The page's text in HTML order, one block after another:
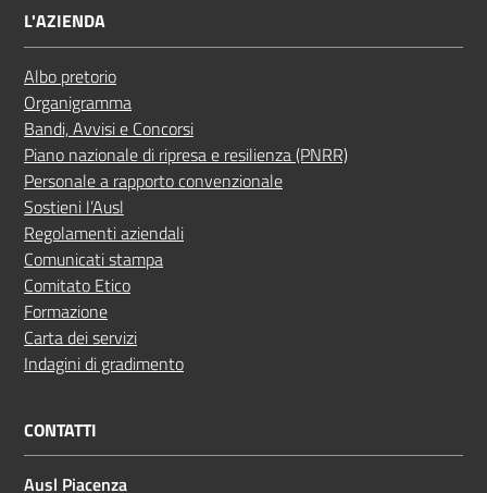
L'AZIENDA
Albo pretorio
Organigramma
Bandi, Avvisi e Concorsi
Piano nazionale di ripresa e resilienza (PNRR)
Personale a rapporto convenzionale
Sostieni l’Ausl
Regolamenti aziendali
Comunicati stampa
Comitato Etico
Formazione
Carta dei servizi
Indagini di gradimento
CONTATTI
Ausl Piacenza